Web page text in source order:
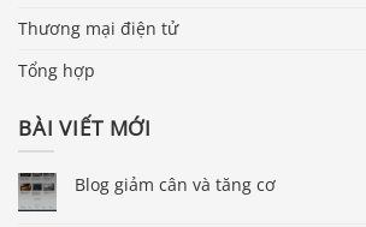
Thương mại điện tử
Tổng hợp
BÀI VIẾT MỚI
Blog giảm cân và tăng cơ